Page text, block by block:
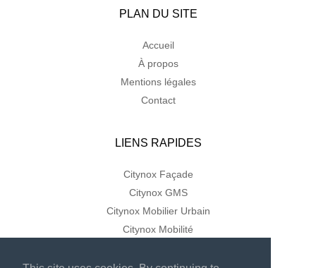
PLAN DU SITE
Accueil
À propos
Mentions légales
Contact
LIENS RAPIDES
Citynox Façade
Citynox GMS
Citynox Mobilier Urbain
Citynox Mobilité